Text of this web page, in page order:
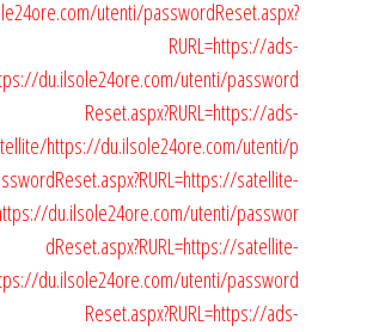
utenti/passwordReset.aspx?
RURL=https://ads-
du.ilsole24ore.com/utenti/password
Reset.aspx?RURL=https://ads-
https://du.ilsole24ore.com/utenti/p
satellite-
du.ilsole24ore.com/utenti/passwor
dReset.aspx?RURL=https://satellite-
du.ilsole24ore.com/utenti/password
Reset.aspx?RURL=https://ads-